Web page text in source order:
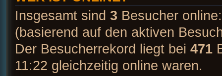
Insgesamt sind 3 Besucher
(basierend auf den aktiven
Der Besucherrekord liegt bei 471
11:22 gleichzeitig online waren.